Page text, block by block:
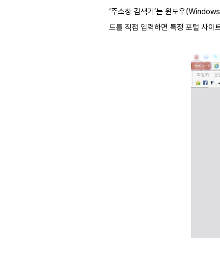
‘주소창 검색기’는 윈도우
드를 직접 입력하면 특정 포털 사이